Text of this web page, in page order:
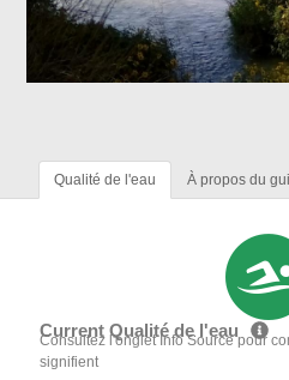
Qualité de l'eau À propos du
Current Qualité de l'eau
Consultez l'onglet Info Source pour
signifient